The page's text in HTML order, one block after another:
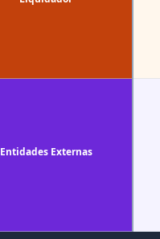
Entidades Externas